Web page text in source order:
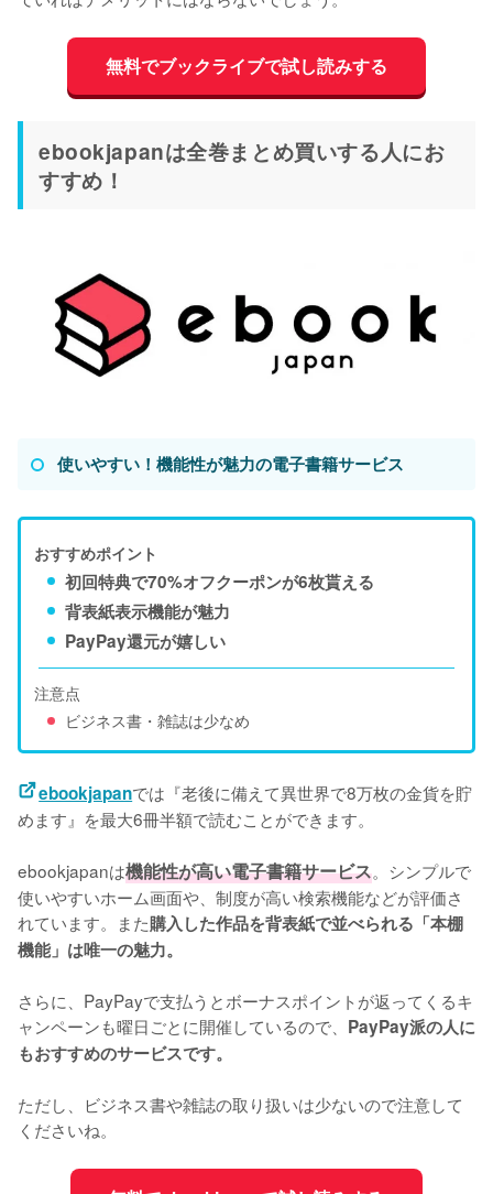
無料でブックライブで試し読みする
ebookjapanは全巻まとめ買いする人にお
すすめ！
使いやすい！機能性が魅力の電子書籍サービス
おすすめポイント
初回特典で70%オフクーポンが6枚貰える
背表紙表示機能が魅力
PayPay還元が嬉しい
注意点
ビジネス書・雑誌は少なめ
ebookjapanでは『老後に備えて異世界で8万枚の金貨を貯
めます』を最大6冊半額で読むことができます。
ebookjapanは機能性が高い電子書籍サービス。シンプルで
使いやすいホーム画面や、制度が高い検索機能などが評価さ
れています。また購入した作品を背表紙で並べられる「本棚
機能」は唯一の魅力。
さらに、PayPayで支払うとボーナスポイントが返ってくるキ
ャンペーンも曜日ごとに開催しているので、 PayPay派の人に
もおすすめのサービスです。
ただし、ビジネス書や雑誌の取り扱いは少ないので注意して
くださいね。